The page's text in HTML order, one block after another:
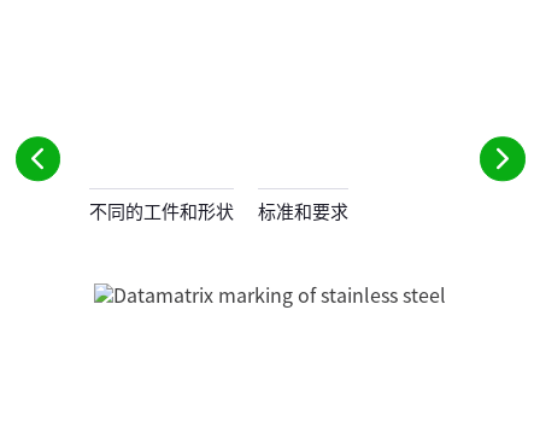
不同的工件和形状 标准和要求